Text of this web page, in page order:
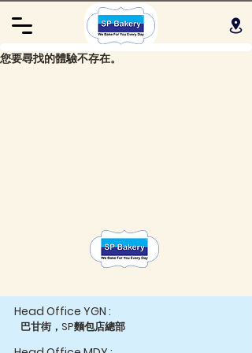
您要尋找的體驗不存在。
Head Office YGN :
巴甘街，SP麵包店總部